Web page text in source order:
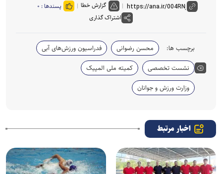
گزارش خطا پسندها : ۰
اشتراک گذاری
برچسب ها: محسن رضوانی
فدراسیون ورزش‌های آبی
نشست تخصصی
کمیته ملی المپیک
وزارت ورزش و جوانان
اخبار مرتبط